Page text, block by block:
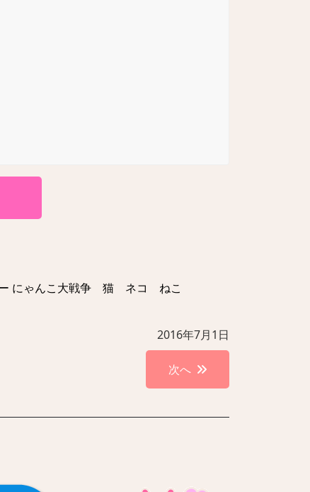
ー にゃんこ大戦争 猫 ネコ ねこ
2016年7月1日
次へ